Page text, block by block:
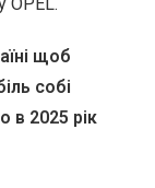
щоб
собі
в 2025 рік